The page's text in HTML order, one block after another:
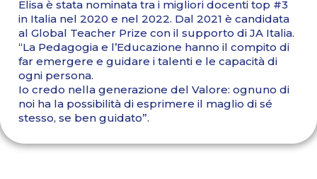
Elisa è stata nominata tra i migliori docenti top #3
in Italia nel 2020 e nel 2022. Dal 2021 è candidata
al Global Teacher Prize con il supporto di JA Italia.
“La Pedagogia e l’Educazione hanno il compito di
far emergere e guidare i talenti e le capacità di
ogni persona.
Io credo nella generazione del Valore: ognuno di
noi ha la possibilità di esprimere il maglio di sé
stesso, se ben guidato”.